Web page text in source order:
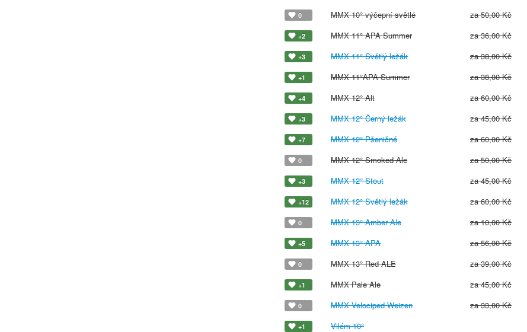
0 MMX 10° výčepní světlé za 50,00 Kč
+2 MMX 11° APA Summer za 36,00 Kč
+3 MMX 11° Světlý ležák za 38,00 Kč
+1 MMX 11°APA Summer za 38,00 Kč
+4 MMX 12° Alt za 60,00 Kč
+3 MMX 12° Černý ležák za 45,00 Kč
+7 MMX 12° Pšeničné za 60,00 Kč
0 MMX 12° Smoked Ale za 50,00 Kč
+3 MMX 12° Stout za 45,00 Kč
+12 MMX 12° Světlý ležák za 60,00 Kč
0 MMX 13° Amber Ale za 10,00 Kč
+5 MMX 13° APA za 56,00 Kč
0 MMX 13° Red ALE za 39,00 Kč
+1 MMX Pale Ale za 45,00 Kč
0 MMX Velociped Weizen za 33,00 Kč
+1 Vilém 10°